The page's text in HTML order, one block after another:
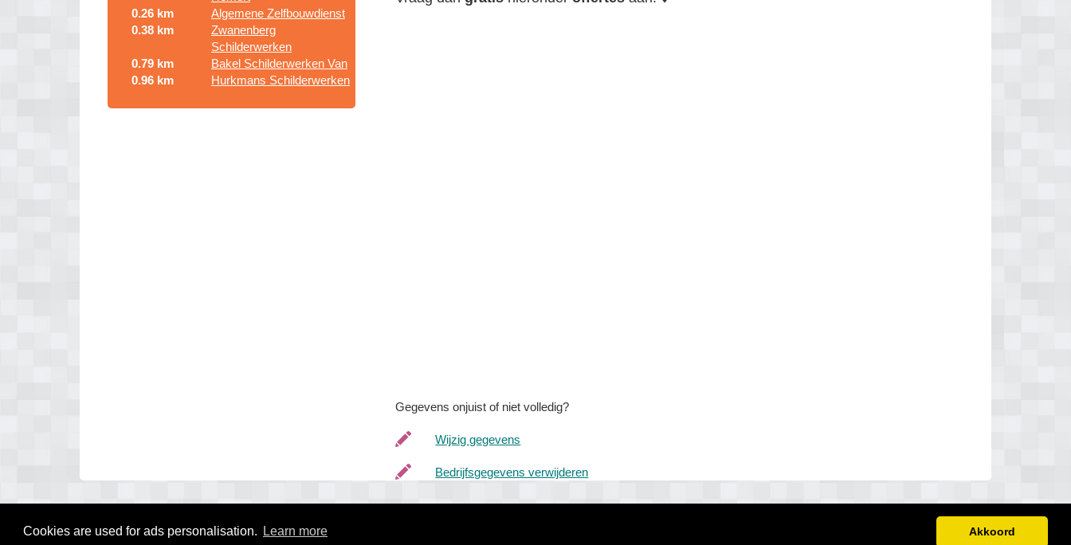
Cookies are used for ads personalisation. Learn more Akkoord
0.26 km
Algemene Zelfbouwdienst
0.38 km
Zwanenberg
Schilderwerken
0.79 km
Bakel Schilderwerken Van
0.96 km
Hurkmans Schilderwerken
Gegevens onjuist of niet volledig?
Wijzig gegevens
Bedrijfsgegevens verwijderen
links
© 2026 schildersregister.nl - zoekt u een schilder in uw regio?